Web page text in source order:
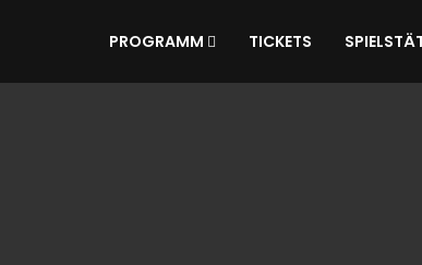
PROGRAMM TICKETS